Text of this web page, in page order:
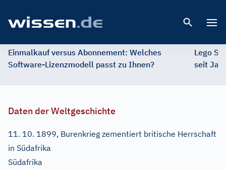
Einmalkauf versus Abonnement: Welches
Software-Lizenzmodell passt zu Ihnen?
Lego
seit
Daten der Weltgeschichte
11. 10. 1899, Burenkrieg zementiert britische Herrschaft
in Südafrika
Südafrika